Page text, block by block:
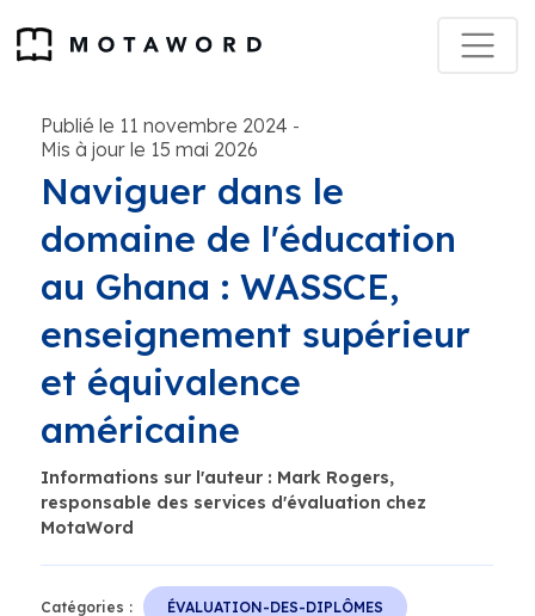
Publié le 11 novembre 2024 -
Mis à jour le 15 mai 2026
Naviguer dans le
domaine de l'éducation
au Ghana : WASSCE,
enseignement supérieur
et équivalence
américaine
Informations sur l'auteur : Mark Rogers,
responsable des services d'évaluation chez
MotaWord
Catégories : ÉVALUATION-DES-DIPLÔMES